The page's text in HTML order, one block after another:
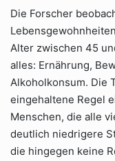
Die Forscher
Alter zwischen 45
alles: Ernährung,
Alkoholkonsum. Die
eingehaltene Regel
Menschen, die alle
deutlich niedrigere
die hingegen keine